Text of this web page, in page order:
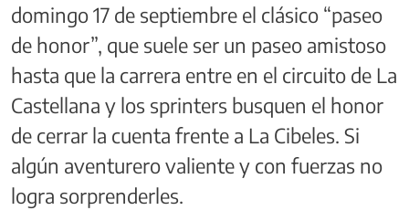
domingo 17 de septiembre el clásico “paseo
de honor”, que suele ser un paseo amistoso
hasta que la carrera entre en el circuito de La
Castellana y los sprinters busquen el honor
de cerrar la cuenta frente a La Cibeles. Si
algún aventurero valiente y con fuerzas no
logra sorprenderles.